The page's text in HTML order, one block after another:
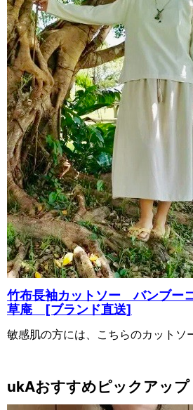
竹布長袖カットソー バンブー
草庵 [ブランド直送]
敏感肌の方には、こちらのカットソ
ukAおすすめピックアップ